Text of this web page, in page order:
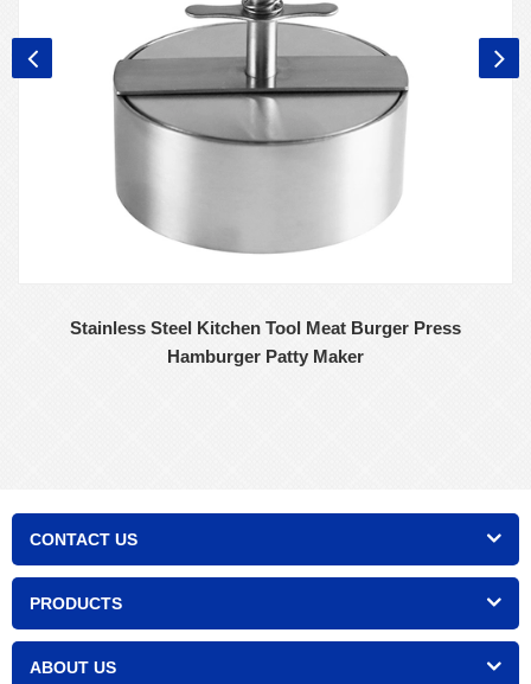
Stainless Steel Kitchen Tool Meat Burger Press
Hamburger Patty Maker
CONTACT US
PRODUCTS
ABOUT US